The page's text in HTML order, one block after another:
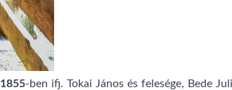
1855-ben ifj. Tokai János és felesége, Bede